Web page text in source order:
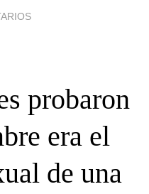
probaron
era el
de una